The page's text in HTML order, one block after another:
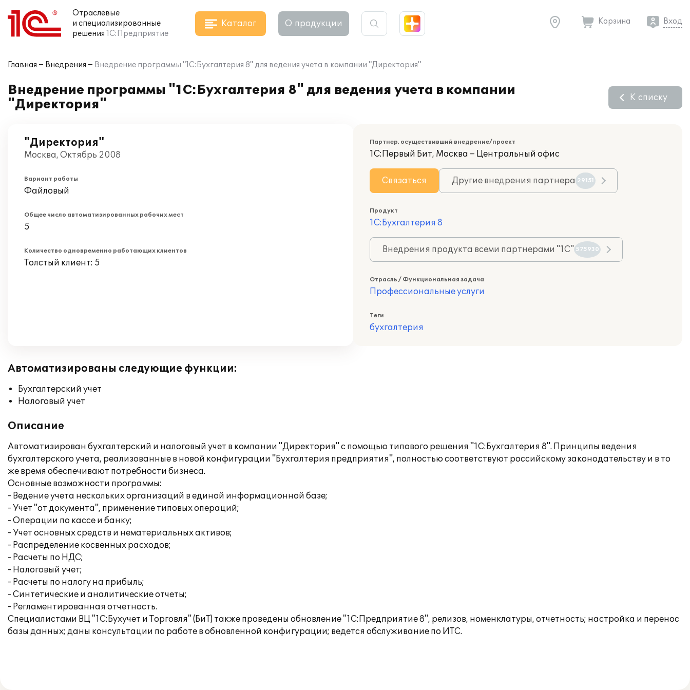
Отраслевые
и специализированные
решения 1С:Предприятие
Каталог О продукции Корзина Вход
Главная Внедрения Внедрение программы "1С:Бухгалтерия 8" для ведения учета в компании "Директория"
Внедрение программы "1С:Бухгалтерия 8" для ведения учета в компании
"Директория"
К списку
"Директория"
Москва, Октябрь 2008
Вариант работы
Файловый
Общее число автоматизированных рабочих мест
5
Количество одновременно работающих клиентов
Толстый клиент: 5
Партнер, осуществивший внедрение/проект
1С:Первый Бит, Москва – Центральный офис
Связаться Другие внедрения партнера 29151
Продукт
1С:Бухгалтерия 8
Внедрения продукта всеми партнерами "1С" 575930
Отрасль / Функциональная задача
Профессиональные услуги
Теги
бухгалтерия
Автоматизированы следующие функции:
Бухгалтерский учет
Налоговый учет
Описание
Автоматизирован бухгалтерский и налоговый учет в компании "Директория" с помощью типового решения "1С:Бухгалтерия 8". Принципы ведения
бухгалтерского учета, реализованные в новой конфигурации "Бухгалтерия предприятия", полностью соответствуют российскому законодательству и в то
же время обеспечивают потребности бизнеса.
Основные возможности программы:
- Ведение учета нескольких организаций в единой информационной базе;
- Учет "от документа", применение типовых операций;
- Операции по кассе и банку;
- Учет основных средств и нематериальных активов;
- Распределение косвенных расходов;
- Расчеты по НДС;
- Налоговый учет;
- Расчеты по налогу на прибыль;
- Синтетические и аналитические отчеты;
- Регламентированная отчетность.
Специалистами ВЦ "1С:Бухучет и Торговля" (БиТ) также проведены обновление "1С:Предприятие 8", релизов, номенклатуры, отчетность; настройка и перенос
базы данных; даны консультации по работе в обновленной конфигурации; ведется обслуживание по ИТС.